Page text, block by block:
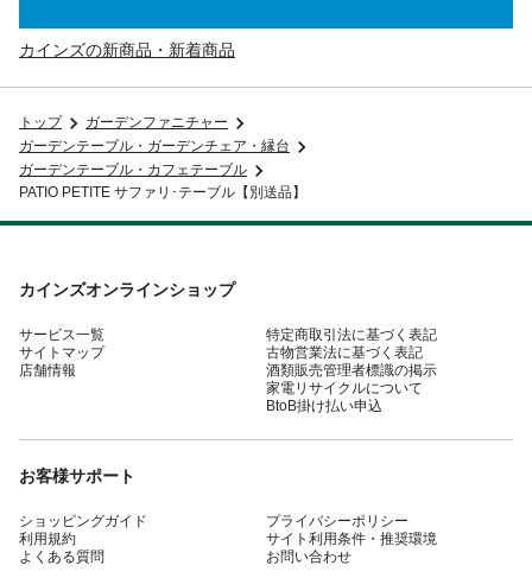
カインズの新商品・新着商品
トップ
ガーデンファニチャー
ガーデンテーブル・ガーデンチェア・縁台
ガーデンテーブル・カフェテーブル
PATIO PETITE サファリ･テーブル【別送品】
カインズオンラインショップ
サービス一覧
サイトマップ
店舗情報
特定商取引法に基づく表記
古物営業法に基づく表記
酒類販売管理者標識の掲示
家電リサイクルについて
BtoB掛け払い申込
お客様サポート
ショッピングガイド
利用規約
よくある質問
プライバシーポリシー
サイト利用条件・推奨環境
お問い合わせ